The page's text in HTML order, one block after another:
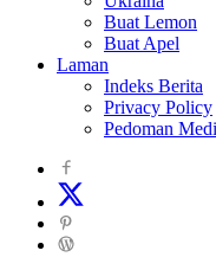
Buat Lemon
Buat Apel
Laman
Indeks Berita
Privacy Policy
Pedoman